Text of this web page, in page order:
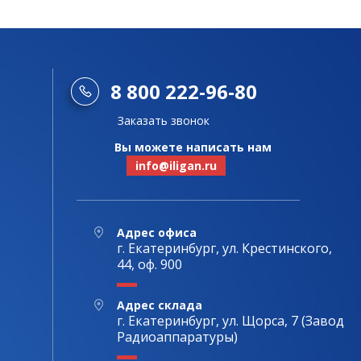
8 800 222-96-80
Заказать звонок
Вы можете написать нам
info@iligan.ru
Адрес офиса
г. Екатеринбург, ул. Крестинского,
44, оф. 900
Адрес склада
г. Екатеринбург, ул. Щорса, 7 (Завод
Радиоаппаратуры)